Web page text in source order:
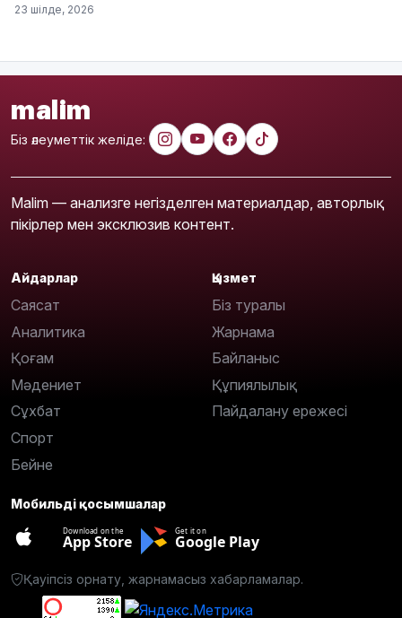
23 шілде, 2026
malim
Біз әлеуметтік желіде:
Malim — анализге негізделген материалдар, авторлық
пікірлер мен эксклюзив контент.
Айдарлар
Саясат
Аналитика
Қоғам
Мәдениет
Сұхбат
Спорт
Бейне
Қызмет
Біз туралы
Жарнама
Байланыс
Құпиялылық
Пайдалану ережесі
Мобильді қосымшалар
Download on the
App Store
Get it on
Google Play
Қауіпсіз орнату, жарнамасыз хабарламалар.